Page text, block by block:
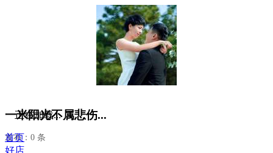
一米阳光不属悲伤...
发布：0 条
正在加载...
首页
好店